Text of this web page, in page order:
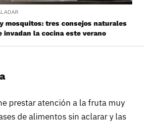
mosquitos: tres consejos naturales
invadan la cocina este verano
prestar atención a la fruta muy
de alimentos sin aclarar y las